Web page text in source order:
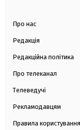
Про нас
Редакція
Редакційна політика
Про телеканал
Телеведучі
Рекламодавцям
Правила користування